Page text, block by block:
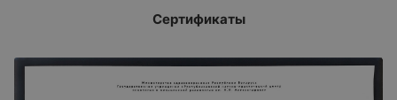
Сертификаты